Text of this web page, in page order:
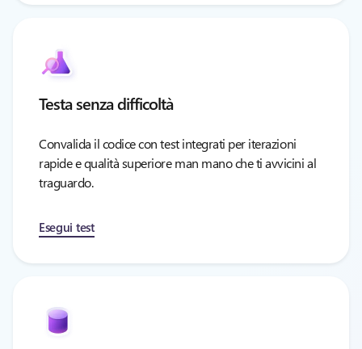
Testa senza difficoltà
Convalida il codice con test integrati per iterazioni
rapide e qualità superiore man mano che ti avvicini al
traguardo.
Esegui test